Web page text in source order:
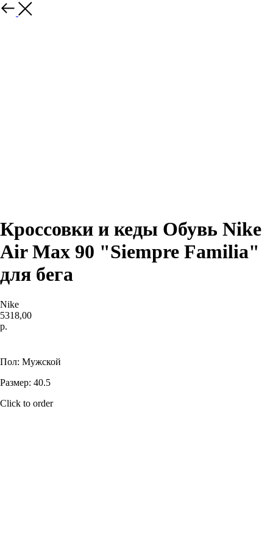
Назад
Кроссовки и кеды Обувь Nike
Air Max 90 "Siempre Familia"
для бега
Nike
5318,00
р.
Пол: Мужской
Размер: 40.5
Click to order